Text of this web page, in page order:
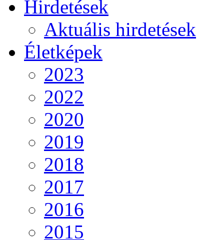
Hirdetések
Aktuális hirdetések
Életképek
2023
2022
2020
2019
2018
2017
2016
2015